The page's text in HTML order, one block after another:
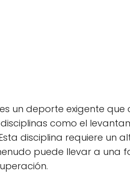
es un deporte exigente
como el
disciplina requiere un
puede llevar a una